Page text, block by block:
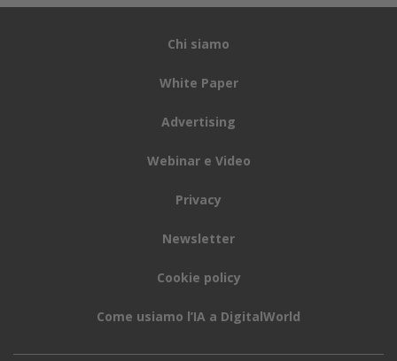
Chi siamo
White Paper
Advertising
Webinar e Video
Privacy
Newsletter
Cookie policy
Come usiamo l’IA a DigitalWorld